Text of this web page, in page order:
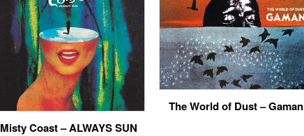
Misty Coast – ALWAYS SUN
The World of Dust – Gaman